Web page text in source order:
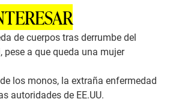
de cuerpos tras derrumbe del
pese a que queda una mujer
los monos, la extraña enfermedad
autoridades de EE.UU.